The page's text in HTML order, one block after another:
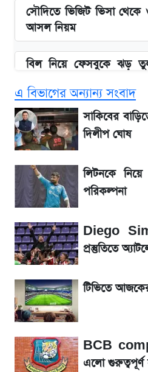
সৌদিতে ভিজিট ভিসা থেকে
আসল নিয়ম
বিল নিয়ে ফেসবুকে ঝড়
বাংলাদেশ নিয়ে যা বললেন
২ লাখ মানুষ অপেক্ষায়,
হাসিনাকে! এরপর যা ঘটল...
আগামী ৪ দিনের আবহাওয়া
লিটনকে নিয়ে টিম
আগামীকালই স্পষ্ট হবে
তারিখ
ঘোষ
এ বিভাগের অন্যান্য সংবাদ
সাকিবের
দিলীপ ঘোষ
লিটনকে নিয়ে
পরিকল্পনা
Diego
প্রস্তুতিতে
টিভিতে
BCB
এলো গুরুত্বপূর্ণ